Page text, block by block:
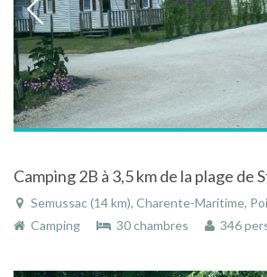
Semussac (14 km), Charente-Maritime, Poitou-
Camping
30 chambres 346